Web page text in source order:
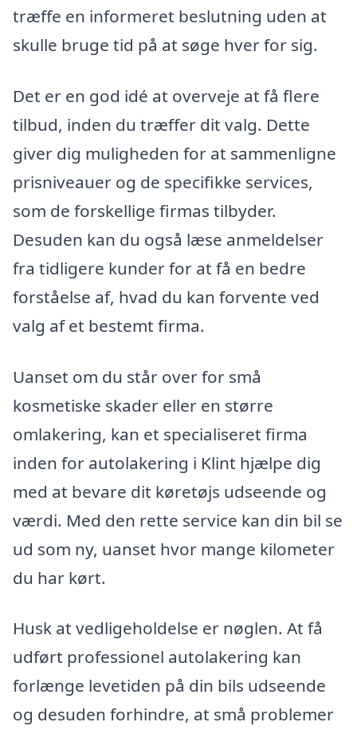
træffe en informeret beslutning uden at
skulle bruge tid på at søge hver for sig.
Det er en god idé at overveje at få flere
tilbud, inden du træffer dit valg. Dette
giver dig muligheden for at sammenligne
prisniveauer og de specifikke services,
som de forskellige firmas tilbyder.
Desuden kan du også læse anmeldelser
fra tidligere kunder for at få en bedre
forståelse af, hvad du kan forvente ved
valg af et bestemt firma.
Uanset om du står over for små
kosmetiske skader eller en større
omlakering, kan et specialiseret firma
inden for autolakering i Klint hjælpe dig
med at bevare dit køretøjs udseende og
værdi. Med den rette service kan din bil se
ud som ny, uanset hvor mange kilometer
du har kørt.
Husk at vedligeholdelse er nøglen. At få
udført professionel autolakering kan
forlænge levetiden på din bils udseende
og desuden forhindre, at små problemer